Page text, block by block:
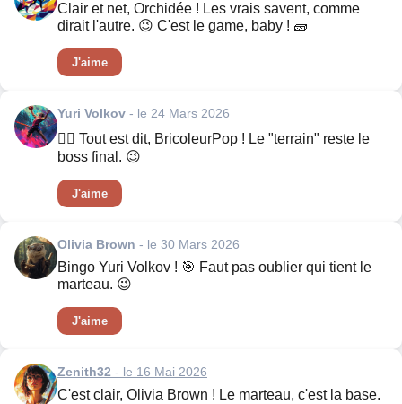
Clair et net, Orchidée ! Les vrais savent, comme
dirait l'autre. 😉 C'est le game, baby ! 🧱
J'aime
Yuri Volkov - le 24 Mars 2026
👍🏻 Tout est dit, BricoleurPop ! Le "terrain" reste le
boss final. 😉
J'aime
Olivia Brown - le 30 Mars 2026
Bingo Yuri Volkov ! 🎯 Faut pas oublier qui tient le
marteau. 😉
J'aime
Zenith32 - le 16 Mai 2026
C'est clair, Olivia Brown ! Le marteau, c'est la base.